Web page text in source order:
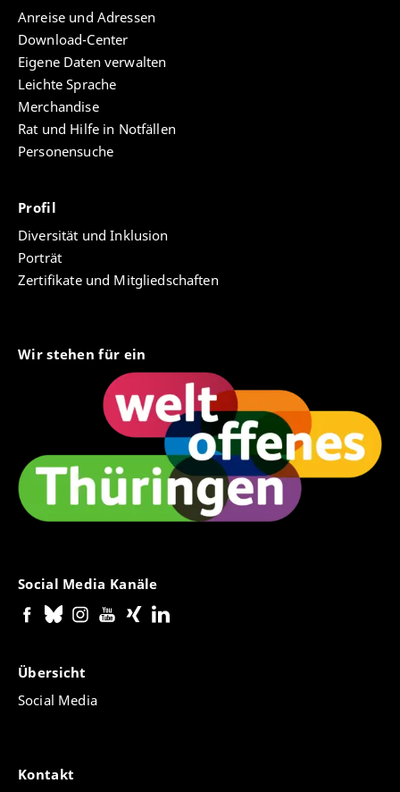
Anreise und Adressen
Download-Center
Eigene Daten verwalten
Leichte Sprache
Merchandise
Rat und Hilfe in Notfällen
Personensuche
Profil
Diversität und Inklusion
Porträt
Zertifikate und Mitgliedschaften
Wir stehen für ein
Social Media Kanäle
Übersicht
Social Media
Kontakt